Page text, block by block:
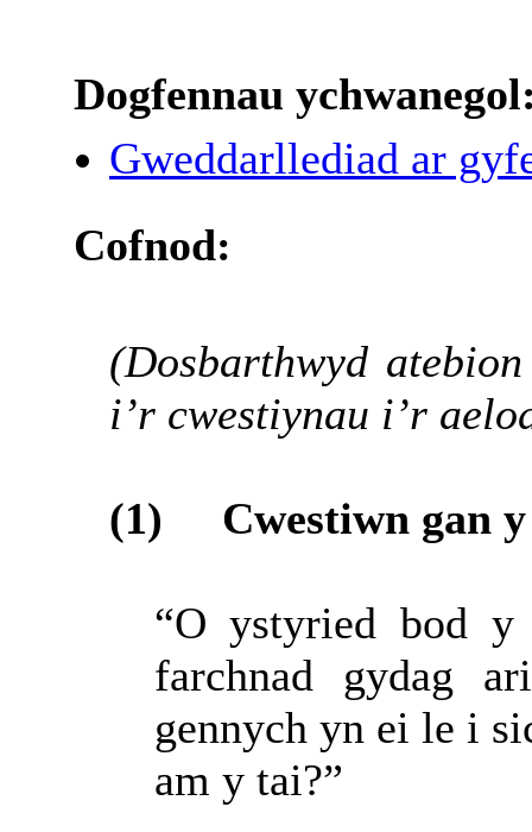
Dogfennau
Gweddarllediad ar
Cofnod:
(Dosbarthwyd
i’r cwestiynau i’r
(1) Cwestiwn gan
“O ystyried bod
farchnad gydag
gennych yn ei le i
am y tai?”